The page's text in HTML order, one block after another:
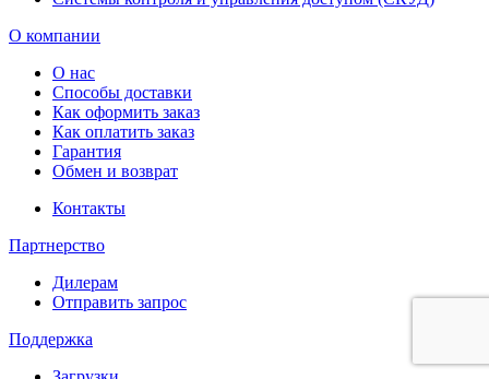
О компании
О нас
Способы доставки
Как оформить заказ
Как оплатить заказ
Гарантия
Обмен и возврат
Контакты
Партнерство
Дилерам
Отправить запрос
Поддержка